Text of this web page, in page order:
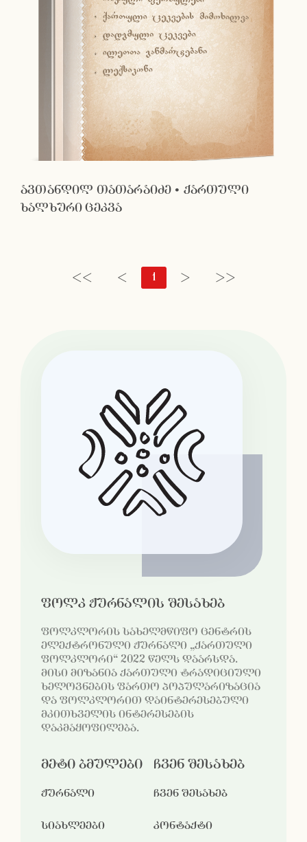
ავთანდილ თათარაიძე • ქართული
ხალხური ცეკვა
<< < 1 > >>
ფოლკ ჟურნალის შესახებ
ფოლკლორის სახელმწიფო ცენტრის
ელექტრონული ჟურნალი „ქართული
ფოლკლორი“ 2022 წელს დაარსდა.
მისი მიზანია ქართული ტრადიციული
ხელოვნების ფართო პოპულარიზაცია
და ფოლკლორით დაინტერესებული
მკითხველის ინტერესების
დაკმაყოფილება.
მეტი ბმულები
ჟურნალი
სიახლეები
ჩვენ შესახებ
ჩვენ შესახებ
კონტაქტი